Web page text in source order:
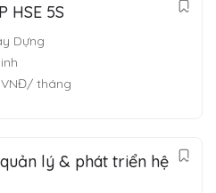
HSE 5S
Dựng
VNĐ/ tháng
lý & phát triển hệ